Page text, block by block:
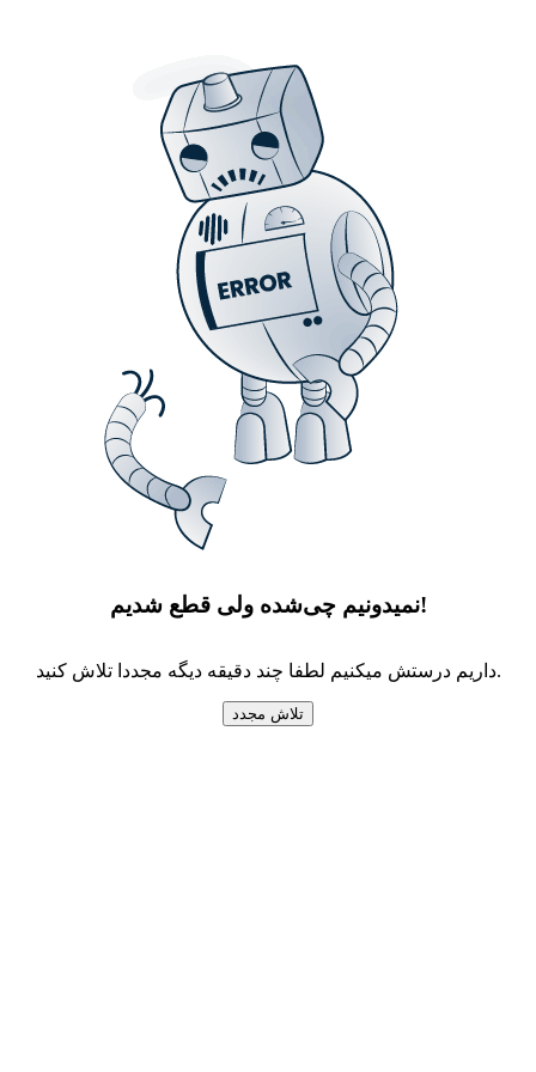
نمیدونیم چی‌شده ولی قطع شدیم!
داریم درستش میکنیم لطفا چند دقیقه دیگه مجددا تلاش کنید.
تلاش مجدد